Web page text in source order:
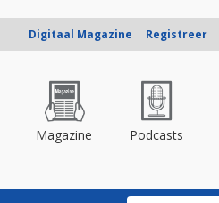
Digitaal Magazine Registreer
Magazine Podcasts